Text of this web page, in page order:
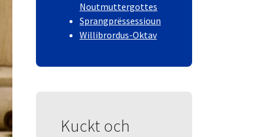
Noutmuttergottes
Sprangprëssessioun
Willibrordus-Oktav
Kuckt och